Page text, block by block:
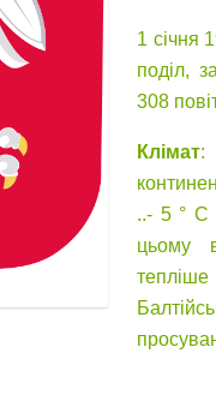
1 січня
поділ,
308
Клімат:
..- 5 ° C
цьому